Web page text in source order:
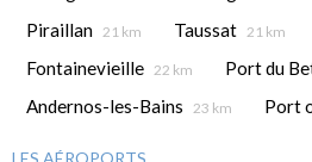
Piraillan 21 km Taussat 21 km
Fontainevieille 22 km Port du
Andernos-les-Bains 23 km Port
LES AÉROPORTS